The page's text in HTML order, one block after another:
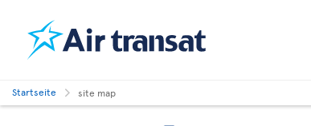
Startseite site map